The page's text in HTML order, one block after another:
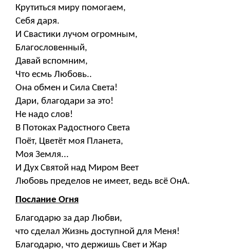
Крутиться миру помогаем,
Себя даря.
И Свастики лучом огромным,
Благословенный,
Давай вспомним,
Что есмь Любовь..
Она обмен и Сила Света!
Дари, благодари за это!
Не надо слов!
В Потоках Радостного Света
Поёт, Цветёт моя Планета,
Моя Земля...
И Дух Святой над Миром Веет
Любовь пределов не имеет, ведь всё ОнА.
Послание Огня
Благодарю за дар Любви,
что сделал Жизнь доступной для Меня!
Благодарю, что держишь Свет и Жар